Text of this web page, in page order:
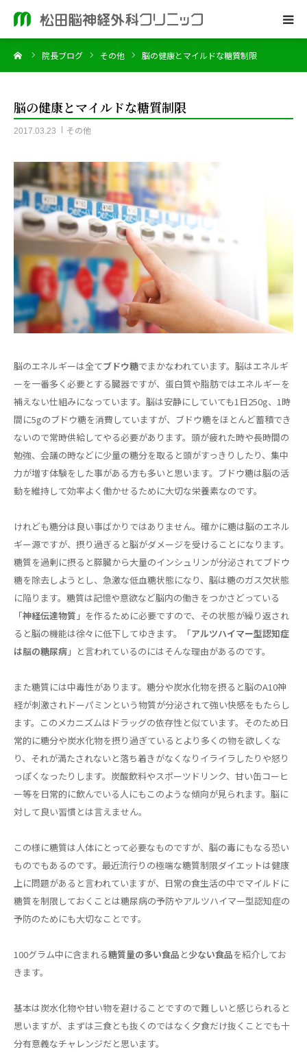
院長ブログ その他 脳の健康とマイルドな糖質制限
脳の健康とマイルドな糖質制限
2017.03.23 その他
脳のエネルギーは全てブドウ糖でまかなわれています。脳はエネルギ
ーを一番多く必要とする臓器ですが、蛋白質や脂肪ではエネルギーを
補えない仕組みになっています。脳は安静にしていても1日250g、1時
間に5gのブドウ糖を消費していますが、ブドウ糖をほとんど蓄積でき
ないので常時供給してやる必要があります。頭が疲れた時や長時間の
勉強、会議の時などに少量の糖分を取ると頭がすっきりしたり、集中
力が増す体験をした事がある方も多いと思います。ブドウ糖は脳の活
動を維持して効率よく働かせるために大切な栄養素なのです。
けれども糖分は良い事ばかりではありません。確かに糖は脳のエネル
ギー源ですが、摂り過ぎると脳がダメージを受けることになります。
糖質を過剰に摂ると膵臓から大量のインシュリンが分泌されてブドウ
糖を除去しようとし、急激な低血糖状態になり、脳は糖のガス欠状態
に陥ります。糖質は記憶や意欲など脳内の働きをつかさどっている
「神経伝達物質 」を作るために必要ですので、その状態が繰り返され
ると脳の機能は徐々に低下してゆきます。「アルツハイマー型認知症
は脳の糖尿病 」と言われているのにはそんな理由があるのです。
また糖質には中毒性があります。糖分や炭水化物を摂ると脳のA10神
経が刺激されドーパミンという物質が分泌されて強い快感をもたらし
ます。このメカニズムはドラッグの依存性と似ています。そのため日
常的に糖分や炭水化物を摂り過ぎているとより多くの物を欲しくな
り、それが満たされないと落ち着きがなくなりイライラしたりや怒り
っぽくなったりします。炭酸飲料やスポーツドリンク、甘い缶コーヒ
ー等を日常的に飲んでいる人にもこのような傾向が見られます。脳に
対して良い習慣とは言えません。
この様に糖質は人体にとって必要なものですが、脳の毒にもなる恐い
ものでもあるのです。最近流行りの極端な糖質制限ダイエットは健康
上に問題があると言われていますが、日常の食生活の中でマイルドに
糖質を制限しておくことは糖尿病の予防やアルツハイマー型認知症の
予防のためにも大切なことです。
100グラム中に含まれる糖質量の多い食品 と少ない食品を紹介してお
きます。
基本は炭水化物や甘い物を避けることですので難しいと感じられると
思いますが、まずは三食とも抜くのではなく夕食だけ抜くことでも十
分有意義なチャレンジだと思います。
ホーム
脳神経外科
皮膚科
院長ブログ